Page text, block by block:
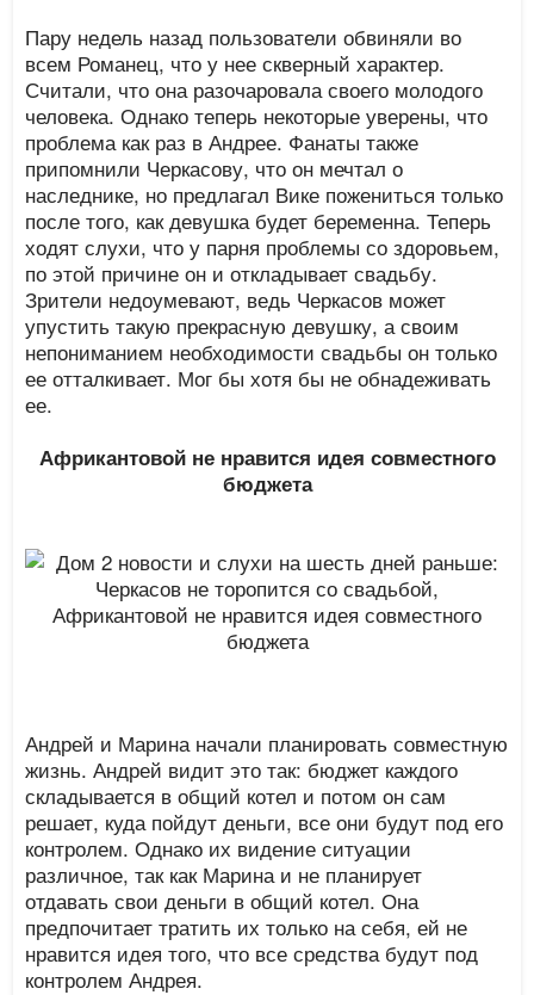
Пару недель назад пользователи обвиняли во
всем Романец, что у нее скверный характер.
Считали, что она разочаровала своего молодого
человека. Однако теперь некоторые уверены, что
проблема как раз в Андрее. Фанаты также
припомнили Черкасову, что он мечтал о
наследнике, но предлагал Вике пожениться только
после того, как девушка будет беременна. Теперь
ходят слухи, что у парня проблемы со здоровьем,
по этой причине он и откладывает свадьбу.
Зрители недоумевают, ведь Черкасов может
упустить такую прекрасную девушку, а своим
непониманием необходимости свадьбы он только
ее отталкивает. Мог бы хотя бы не обнадеживать
ее.
Африкантовой не нравится идея совместного
бюджета
Андрей и Марина начали планировать совместную
жизнь. Андрей видит это так: бюджет каждого
складывается в общий котел и потом он сам
решает, куда пойдут деньги, все они будут под его
контролем. Однако их видение ситуации
различное, так как Марина и не планирует
отдавать свои деньги в общий котел. Она
предпочитает тратить их только на себя, ей не
нравится идея того, что все средства будут под
контролем Андрея.